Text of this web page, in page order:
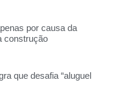
por causa da
construção
que desafia “aluguel